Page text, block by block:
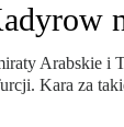
Arabskie
Kara za